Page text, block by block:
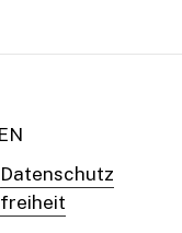
Datenschutz